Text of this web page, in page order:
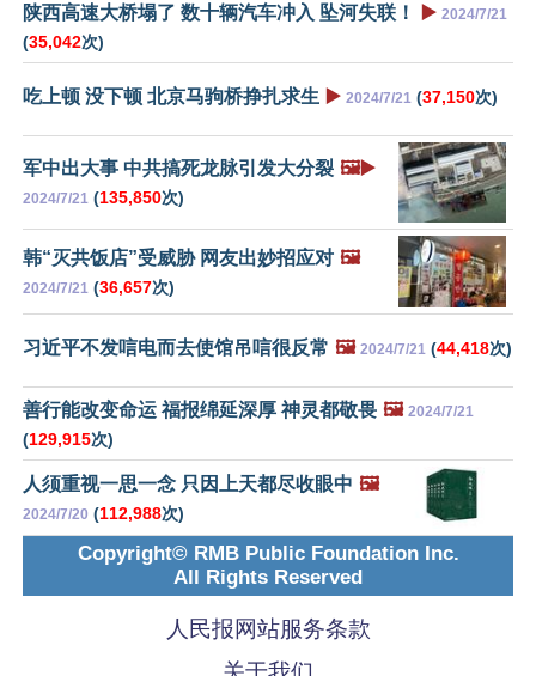
陕西高速大桥塌了 数十辆汽车冲入 坠河失联！ ▶️ 2024/7/21
(35,042次)
吃上顿 没下顿 北京马驹桥挣扎求生 ▶️ 2024/7/21 (37,150次)
军中出大事 中共搞死龙脉引发大分裂 🖼️▶️
2024/7/21 (135,850次)
韩“灭共饭店”受威胁 网友出妙招应对 🖼️
2024/7/21 (36,657次)
习近平不发唁电而去使馆吊唁很反常 🖼️ 2024/7/21 (44,418次)
善行能改变命运 福报绵延深厚 神灵都敬畏 🖼️ 2024/7/21
(129,915次)
人须重视一思一念 只因上天都尽收眼中 🖼️
2024/7/20 (112,988次)
Copyright© RMB Public Foundation Inc.
All Rights Reserved
人民报网站服务条款